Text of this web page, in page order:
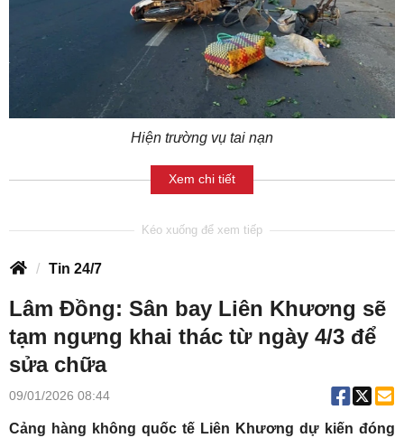
Hiện trường vụ tai nạn
Xem chi tiết
Tin 24/7
Lâm Đồng: Sân bay Liên Khương sẽ
tạm ngưng khai thác từ ngày 4/3 để
sửa chữa
09/01/2026 08:44
Cảng hàng không quốc tế Liên Khương dự kiến đóng